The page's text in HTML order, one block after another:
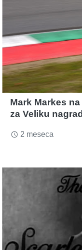
Mark Markes
za Veliku
access_time 2 meseca